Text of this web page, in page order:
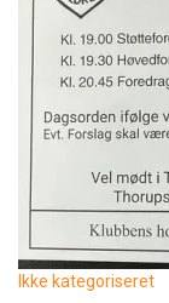
Ikke kategoriseret